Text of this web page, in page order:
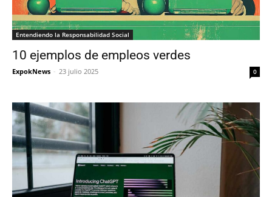
Entendiendo la Responsabilidad Social
10 ejemplos de empleos verdes
ExpokNews - 23 julio 2025 0